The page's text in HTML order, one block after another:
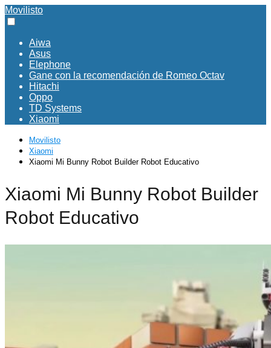
Movilisto
Aiwa
Asus
Elephone
Gane con la recomendación de Romeo Octav
Hitachi
Oppo
TD Systems
Xiaomi
Movilisto
Xiaomi
Xiaomi Mi Bunny Robot Builder Robot Educativo
Xiaomi Mi Bunny Robot Builder
Robot Educativo